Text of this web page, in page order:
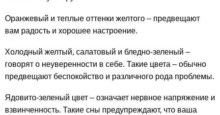
Оранжевый и теплые оттенки желтого – предвещают
вам радость и хорошее настроение.
Холодный желтый, салатовый и бледно-зеленый –
говорят о неуверенности в себе. Такие цвета – обычно
предвещают беспокойство и различного рода проблемы.
Ядовито-зеленый цвет – означает нервное напряжение и
взвинченность. Такие сны предупреждают, что ваша